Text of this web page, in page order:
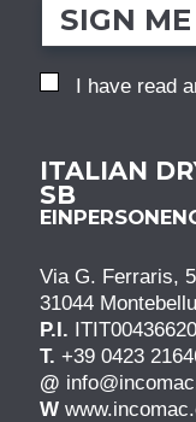
SIGN
I have read
ITALIAN
SB
Via G. Ferraris,
31044
P.I.
T. +39 0423
@
W